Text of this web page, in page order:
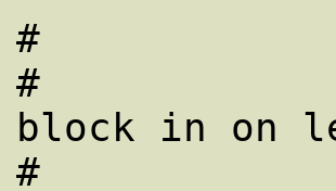
#
#
block in on
#